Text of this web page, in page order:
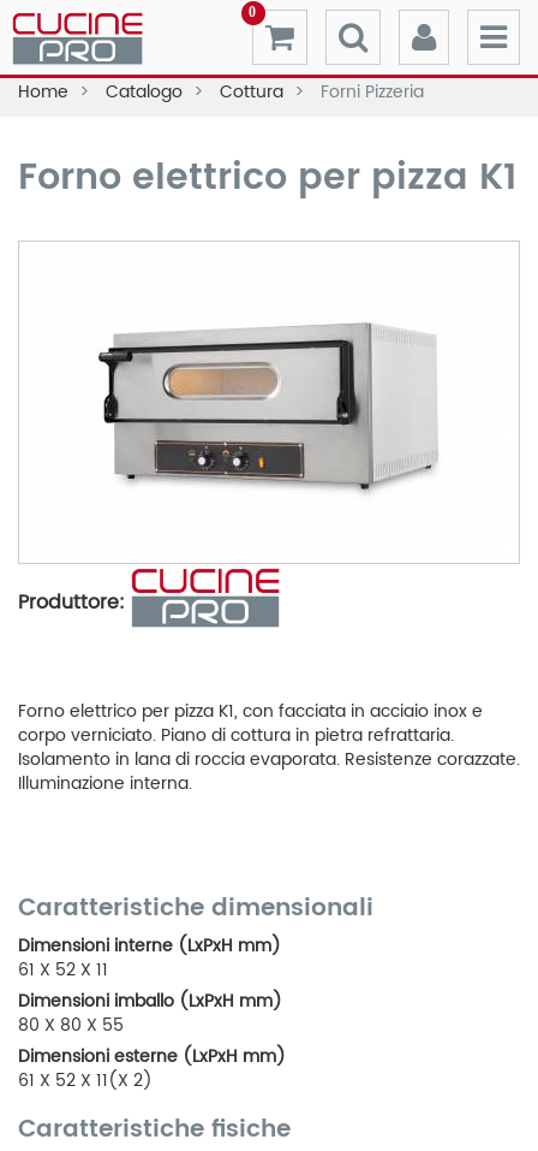
0
Home Catalogo Cottura Forni Pizzeria
Forno elettrico per pizza K1
Produttore:
Forno elettrico per pizza K1, con facciata in acciaio inox e
corpo verniciato. Piano di cottura in pietra refrattaria.
Isolamento in lana di roccia evaporata. Resistenze corazzate.
Illuminazione interna.
Caratteristiche dimensionali
Dimensioni interne (LxPxH mm)
61 X 52 X 11
Dimensioni imballo (LxPxH mm)
80 X 80 X 55
Dimensioni esterne (LxPxH mm)
61 X 52 X 11(X 2)
Caratteristiche fisiche